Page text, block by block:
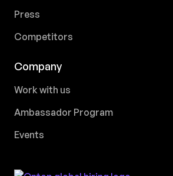
Press
Competitors
Company
Work with us
Ambassador Program
Events